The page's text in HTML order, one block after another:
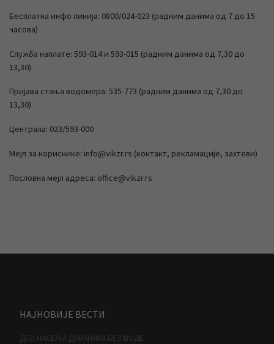
Бесплатна инфо линија: 0800/024-023 (радним данима од 7 до 15
часова)
Служба наплате: 593-014 и 593-015 (радним данима од 7,30 до
13,30)
Пријава стања водомера: 535-773 (радним данима од 7,30 до
13,30)
Централа: 023/593-000
Мејл за кориснике: info@vikzr.rs (контакт, рекламације, захтеви)
Пословна мејл адреса: office@vikzr.rs
НАЈНОВИЈЕ ВЕСТИ
ДЕО НАСЕЉА ДУВАНИКА БЕЗ ВОДЕ